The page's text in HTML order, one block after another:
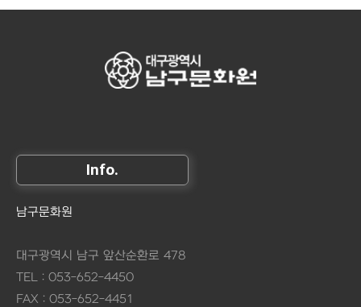
Info.
남구문화원
대구광역시 남구 앞산순환로 478
TEL : 053-652-4450
FAX : 053-652-4451